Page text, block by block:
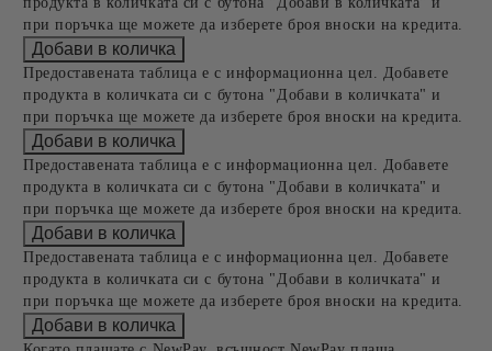
при поръчка ще можете да изберете броя вноски на кредита.
Предоставената таблица е с информационна цел. Добавете
продукта в количката си с бутона "Добави в количката" и
при поръчка ще можете да изберете броя вноски на кредита.
Предоставената таблица е с информационна цел. Добавете
продукта в количката си с бутона "Добави в количката" и
при поръчка ще можете да изберете броя вноски на кредита.
Предоставената таблица е с информационна цел. Добавете
продукта в количката си с бутона "Добави в количката" и
при поръчка ще можете да изберете броя вноски на кредита.